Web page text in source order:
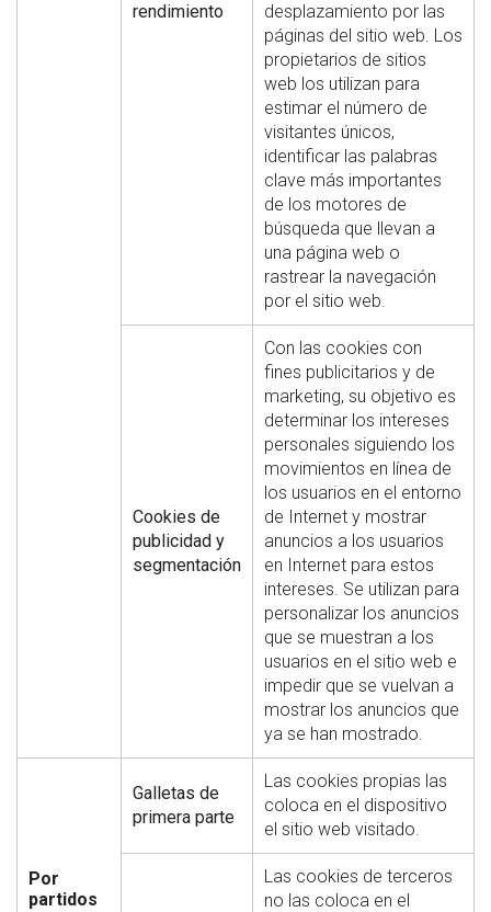
rendimiento
desplazamiento por las
páginas del sitio web. Los
propietarios de sitios
web los utilizan para
estimar el número de
visitantes únicos,
identificar las palabras
clave más importantes
de los motores de
búsqueda que llevan a
una página web o
rastrear la navegación
por el sitio web.
Cookies de
publicidad y
segmentación
Con las cookies con
fines publicitarios y de
marketing, su objetivo es
determinar los intereses
personales siguiendo los
movimientos en línea de
los usuarios en el entorno
de Internet y mostrar
anuncios a los usuarios
en Internet para estos
intereses. Se utilizan para
personalizar los anuncios
que se muestran a los
usuarios en el sitio web e
impedir que se vuelvan a
mostrar los anuncios que
ya se han mostrado.
Por
partidos
Galletas de
primera parte
Las cookies propias las
coloca en el dispositivo
el sitio web visitado.
Las cookies de terceros
no las coloca en el